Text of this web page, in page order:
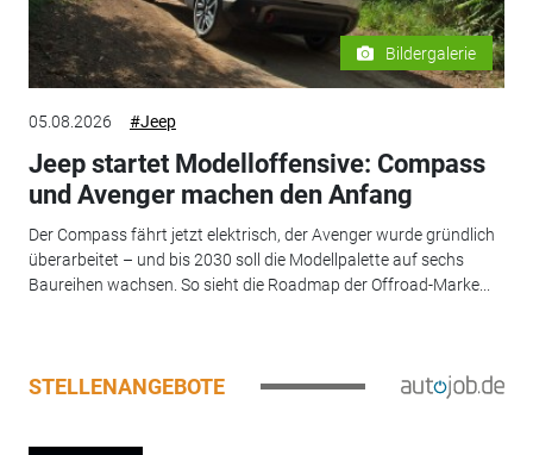
Bildergalerie
05.08.2026 #Jeep
Jeep startet Modelloffensive: Compass
und Avenger machen den Anfang
Der Compass fährt jetzt elektrisch, der Avenger wurde gründlich
überarbeitet – und bis 2030 soll die Modellpalette auf sechs
Baureihen wachsen. So sieht die Roadmap der Offroad-Marke...
STELLENANGEBOTE